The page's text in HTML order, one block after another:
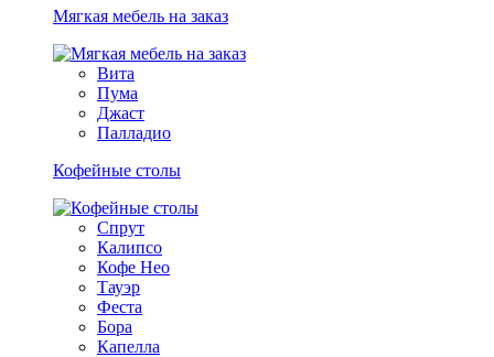
Мягкая мебель на заказ
Вита
Пума
Джаст
Палладио
Кофейные столы
Спрут
Калипсо
Кофе Нео
Тауэр
Феста
Бора
Капелла